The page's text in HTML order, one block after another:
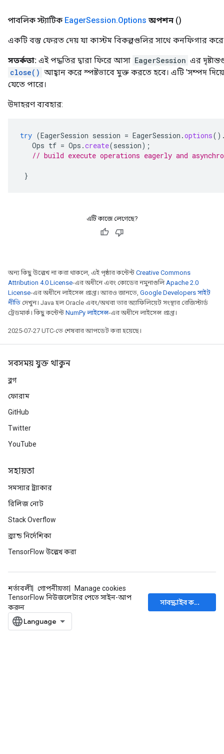
পাবলিক স্ট্যাটিক EagerSession.Options অপশন ()
একটি বস্তু ফেরত দেয় যা কাস্টম বিকল্পগুলির সাথে কনফিগার
সতর্কতা: এই পদ্ধতির দ্বারা ফিরে আসা EagerSession এর
close() আহ্বান করে স্পষ্টভাবে মুক্ত করতে হবে। এটি 'সম্পদ
যেতে পারে।
উদাহরণ ব্যবহার:
try (EagerSession session = EagerSession .options
Ops tf = Ops .create(session);
// build execute operations eagerly and
}
এটি কাজে লেগেছে?
অন্য কিছু উল্লেখ না করা থাকলে, এই পৃষ্ঠার কন্টেন্ট Creative Commons
Attribution 4.0 License-এর অধীনে এবং কোডের নমুনাগুলিApache 2.0
License-এর অধীনে লাইসেন্স প্রাপ্ত। আরও জানতে, Google Developers সাইট
নীতি দেখুন। Java হল Oracle এবং/অথবা তার অ্যাফিলিয়েট সংস্থার রেজিস্টার্ড
ট্রেডমার্ক। কিছু কন্টেন্ট NumPy লাইসেন্স-এর অধীনে লাইসেন্স প্রাপ্ত।
2025-07-27 UTC-তে শেষবার আপডেট করা হয়েছে।
সবসময় যুক্ত থাকুন
ব্লগ
ফোরাম
GitHub
Twitter
YouTube
সহায়তা
সমস্যার ট্র্যাকার
রিলিজ নোট
Stack Overflow
ব্র্যান্ড নির্দেশিকা
TensorFlow উল্লেখ করা
শর্তাবলী গোপনীয়তা
Manage cookies
TensorFlow নিউজলেটার পেতে সাইন-আপ
করুন
সাবস্ক্রাইব করুন